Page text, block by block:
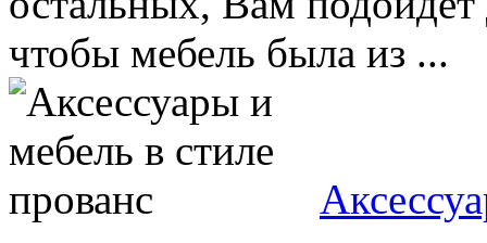
чтобы мебель была из ...